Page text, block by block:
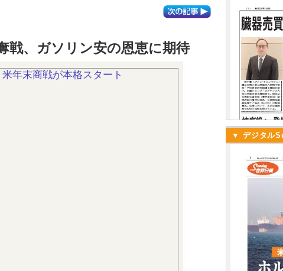
戦、ガソリン安の恩恵に期待
▼ デジタル